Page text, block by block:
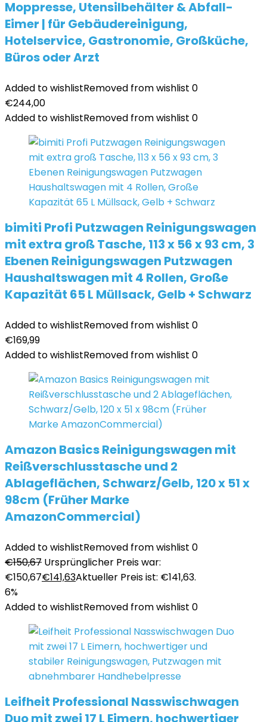
Moppresse, Utensilbehälter & Abfall-
Eimer | für Gebäudereinigung,
Hotelservice, Gastronomie, Großküche,
Büros oder Arzt
Added to wishlistRemoved from wishlist 0
€244,00
Added to wishlistRemoved from wishlist 0
bimiti Profi Putzwagen Reinigungswagen
mit extra groß Tasche, 113 x 56 x 93 cm, 3
Ebenen Reinigungswagen Putzwagen
Haushaltswagen mit 4 Rollen, Große
Kapazität 65 L Müllsack, Gelb + Schwarz
Added to wishlistRemoved from wishlist 0
€169,99
Added to wishlistRemoved from wishlist 0
Amazon Basics Reinigungswagen mit
Reißverschlusstasche und 2
Ablageflächen, Schwarz/Gelb, 120 x 51 x
98cm (Früher Marke
AmazonCommercial)
Added to wishlistRemoved from wishlist 0
€150,67 Ursprünglicher Preis war:
€150,67€141,63Aktueller Preis ist: €141,63.
6%
Added to wishlistRemoved from wishlist 0
Leifheit Professional Nasswischwagen
Duo mit zwei 17 L Eimern, hochwertiger